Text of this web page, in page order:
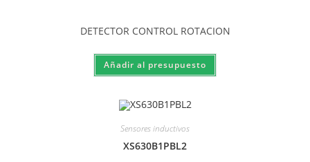
DETECTOR CONTROL ROTACION
Sensores inductivos
XS630B1PBL2